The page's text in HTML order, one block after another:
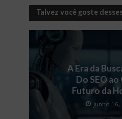
Talvez você goste
A Era da
Do SEO ao
Futuro da
junho 16,